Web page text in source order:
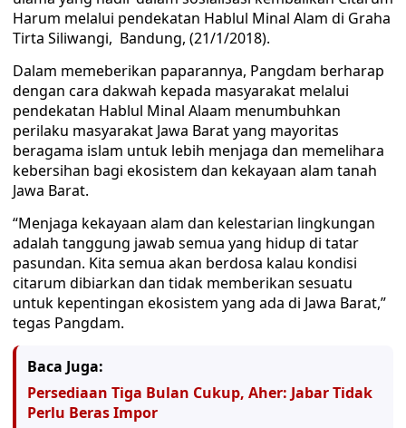
Harum melalui pendekatan Hablul Minal Alam di Graha
Tirta Siliwangi, Bandung, (21/1/2018).
Dalam memeberikan paparannya, Pangdam berharap
dengan cara dakwah kepada masyarakat melalui
pendekatan Hablul Minal Alaam menumbuhkan
perilaku masyarakat Jawa Barat yang mayoritas
beragama islam untuk lebih menjaga dan memelihara
kebersihan bagi ekosistem dan kekayaan alam tanah
Jawa Barat.
“Menjaga kekayaan alam dan kelestarian lingkungan
adalah tanggung jawab semua yang hidup di tatar
pasundan. Kita semua akan berdosa kalau kondisi
citarum dibiarkan dan tidak memberikan sesuatu
untuk kepentingan ekosistem yang ada di Jawa Barat,”
tegas Pangdam.
Baca Juga:
Persediaan Tiga Bulan Cukup, Aher: Jabar Tidak
Perlu Beras Impor